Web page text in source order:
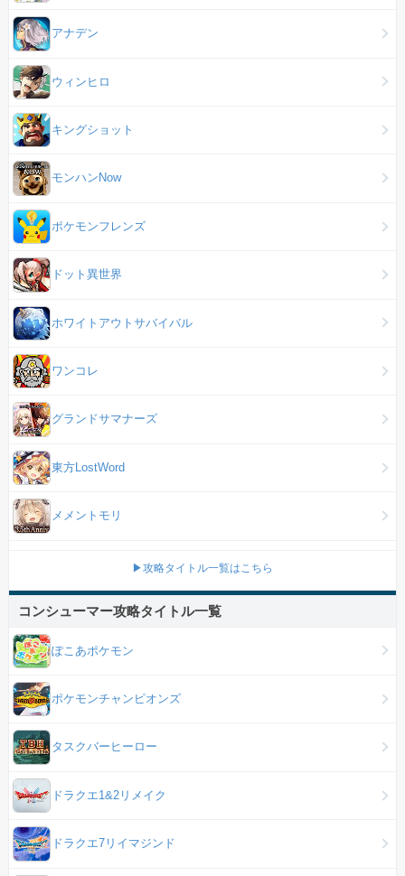
アナデン
ウィンヒロ
キングショット
モンハンNow
ポケモンフレンズ
ドット異世界
ホワイトアウトサバイバル
ワンコレ
グランドサマナーズ
東方LostWord
メメントモリ
▶攻略タイトル一覧はこちら
コンシューマー攻略タイトル一覧
ぽこあポケモン
ポケモンチャンピオンズ
タスクバーヒーロー
ドラクエ1&2リメイク
ドラクエ7リイマジンド